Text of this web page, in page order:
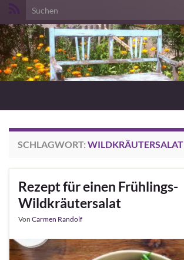
Search for:
SCHLAGWORT: WILDKRÄUTERSALAT
Rezept für einen Frühlings-
Wildkräutersalat
Von Carmen Randolf